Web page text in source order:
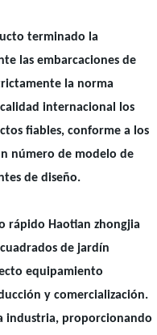
terminado la
las embarcaciones de
la norma
calidad internacional los
fiables, conforme a los
número de modelo de
de diseño.
rápido Haotian zhongjia
de jardín
equipamiento
y comercialización.
industria, proporcionando